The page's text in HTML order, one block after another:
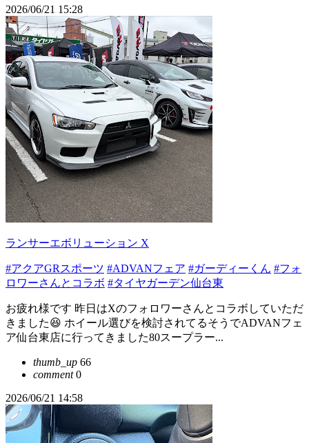
2026/06/21 15:28
ランサーエボリューション X
#アクアGRスポーツ #ADVANフェア #ガーディーくん #フォ
ロワーさんとコラボ #タイヤガーデン仙台東
お疲れ様です 昨日はXのフォロワーさんとコラボしていただ
きました😆 ホイール選びを検討されてるそうでADVANフェ
ア仙台東店に行ってきました80スープラー...
thumb_up 66
comment0
2026/06/21 14:58